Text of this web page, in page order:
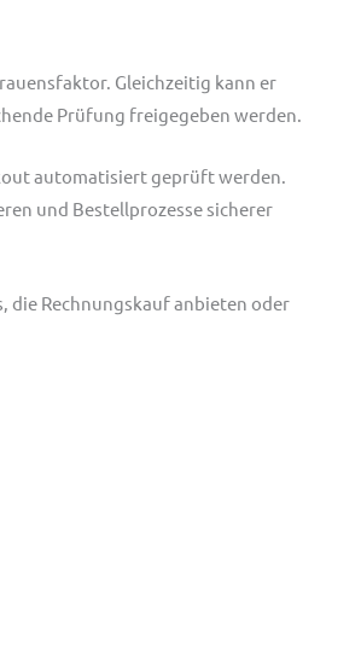
Gleichzeitig kann er
Prüfung freigegeben werden.
automatisiert geprüft werden.
und Bestellprozesse sicherer
die Rechnungskauf anbieten oder